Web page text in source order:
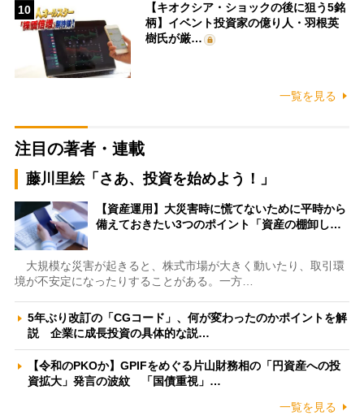
10
【キオクシア・ショックの後に狙う5銘
柄】イベント投資家の億り人・羽根英
樹氏が厳…
一覧を見る
注目の著者・連載
藤川里絵「さあ、投資を始めよう！」
【資産運用】大災害時に慌てないために平時から
備えておきたい3つのポイント「資産の棚卸し…
大規模な災害が起きると、株式市場が大きく動いたり、取引環
境が不安定になったりすることがある。一方…
5年ぶり改訂の「CGコード」、何が変わったのかポイントを解
説 企業に成長投資の具体的な説…
【令和のPKOか】GPIFをめぐる片山財務相の「円資産への投
資拡大」発言の波紋 「国債重視」…
一覧を見る